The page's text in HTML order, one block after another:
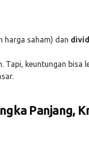
harga saham) dan
Tapi, keuntungan bisa
Panjang,